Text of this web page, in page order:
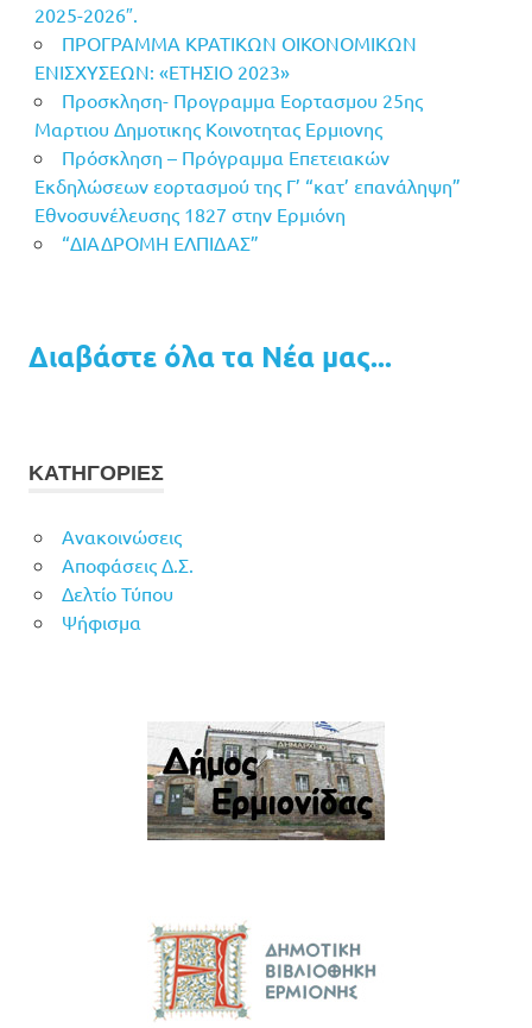
2025-2026″.
ΠΡΟΓΡΑΜΜΑ ΚΡΑΤΙΚΩΝ ΟΙΚΟΝΟΜΙΚΩΝ
ΕΝΙΣΧΥΣΕΩΝ: «ΕΤΗΣΙΟ 2023»
Προσκληση- Προγραμμα Εορτασμου 25ης
Μαρτιου Δημοτικης Κοινοτητας Ερμιονης
Πρόσκληση – Πρόγραμμα Επετειακών
Εκδηλώσεων εορτασμού της Γ’ “κατ’ επανάληψη”
Εθνοσυνέλευσης 1827 στην Ερμιόνη
“ΔΙΑΔΡΟΜΗ ΕΛΠΙΔΑΣ”
Διαβάστε όλα τα Νέα μας...
ΚΑΤΗΓΟΡΙΕΣ
Ανακοινώσεις
Αποφάσεις Δ.Σ.
Δελτίο Τύπου
Ψήφισμα